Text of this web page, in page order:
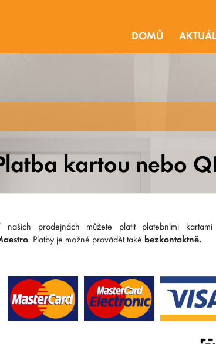
DOMŮ
kartou nebo
našich prodejnách můžete platit platebními
. Platby je možné provádět také bezkontaktně.